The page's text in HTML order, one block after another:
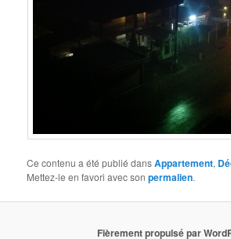
Ce contenu a été publié dansAppartement,
Mettez-le en favori avec sonpermalien.
Fièrement propulsé par